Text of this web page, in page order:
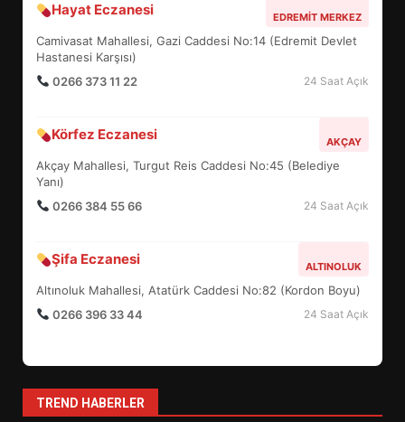
Hayat Eczanesi EDREMIT MERKEZ
Camivasat Mahallesi, Gazi Caddesi No:14 (Edremit Devlet
Hastanesi Karşısı)
0266 373 11 22
24 Saat Açık
Körfez Eczanesi AKÇAY
Akçay Mahallesi, Turgut Reis Caddesi No:45 (Belediye
Yanı)
0266 384 55 66
24 Saat Açık
Şifa Eczanesi ALTINOLUK
Altınoluk Mahallesi, Atatürk Caddesi No:82 (Kordon Boyu)
0266 396 33 44
24 Saat Açık
TREND HABERLER
5
BALIKESİR MÜZELERİNDE SÜRE
UZATILDI: NE DEĞİŞTİ?
6
TURNUVASI KAYITLARI NEYİ
7
YENİ YÖNETİM NASIL
ŞEKİLLENDİ?
1
HAREKETE GEÇİYOR: GÖZLER